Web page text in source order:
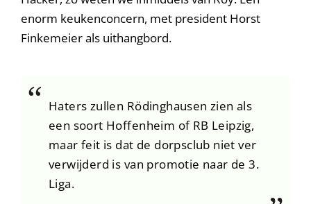
enorm keukenconcern, met president Horst
Finkemeier als uithangbord.
Haters zullen Rödinghausen zien als
een soort Hoffenheim of RB Leipzig,
maar feit is dat de dorpsclub niet ver
verwijderd is van promotie naar de 3.
Liga.